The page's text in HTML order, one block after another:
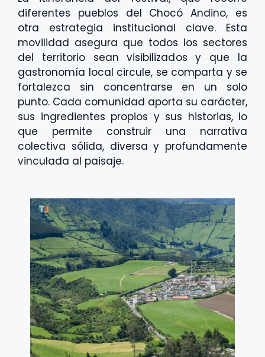
diferentes pueblos del Chocó Andino, es
otra estrategia institucional clave. Esta
movilidad asegura que todos los sectores
del territorio sean visibilizados y que la
gastronomía local circule, se comparta y se
fortalezca sin concentrarse en un solo
punto. Cada comunidad aporta su carácter,
sus ingredientes propios y sus historias, lo
que permite construir una narrativa
colectiva sólida, diversa y profundamente
vinculada al paisaje.